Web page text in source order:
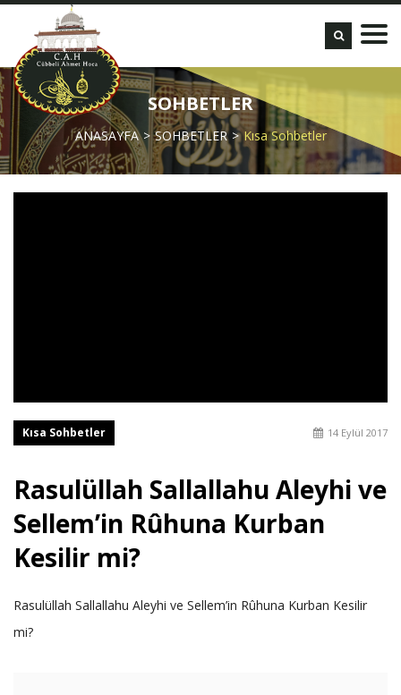
SOHBETLER
ANASAYFA SOHBETLER Kısa Sohbetler
Kısa Sohbetler 14 Eylül 2017
Rasulüllah Sallallahu Aleyhi ve
Sellem’in Rûhuna Kurban
Kesilir mi?
Rasulüllah Sallallahu Aleyhi ve Sellem’in Rûhuna Kurban Kesilir
mi?